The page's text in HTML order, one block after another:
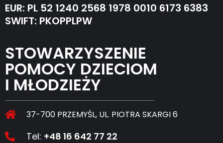
EUR: PL 52 1240 2568 1978 0010 6173 6383
SWIFT: PKOPPLPW
STOWARZYSZENIE
POMOCY DZIECIOM
I MŁODZIEŻY
37-700 PRZEMYŚL, UL. PIOTRA SKARGI 6
Tel: +48 16 642 77 22